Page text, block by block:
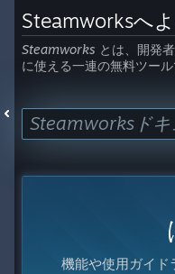
Steamworksへ
Steamworks とは、開発
に使える一連の無料ツール
機能や使用ガイド